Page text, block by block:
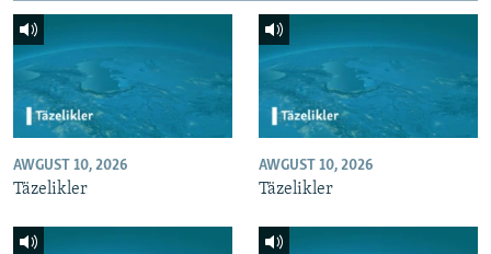
AWGUST 10, 2026
Täzelikler
AWGUST 10, 2026
Täzelikler